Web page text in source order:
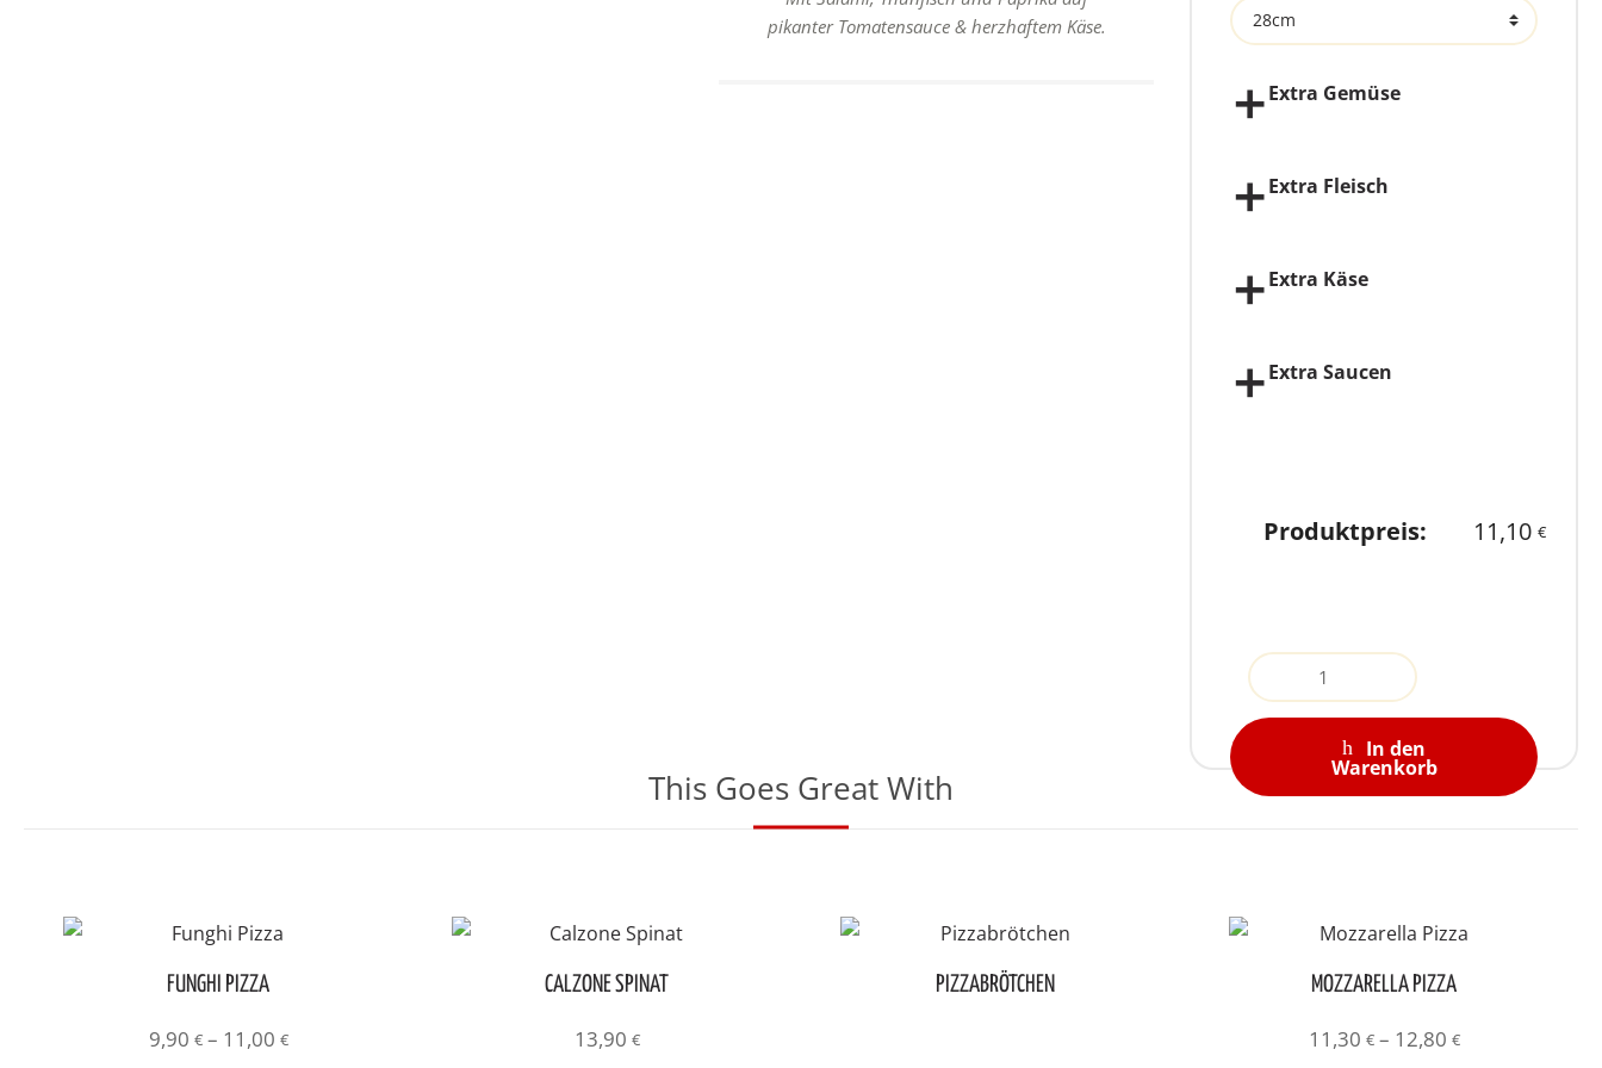
12,50 €
pikanter Tomatensauce & herzhaftem Käse.
Extra Gemüse
Extra Fleisch
Extra Käse
Extra Saucen
Produktpreis: 11,10€
Quantity
In den
Warenkorb
This Goes Great With
FUNGHI PIZZA
9,90 € – 11,00 €Preisspanne:
CALZONE SPINAT
13,90 €
PIZZABRÖTCHEN MOZZARELLA PIZZA
11,30 € – 12,80 €Preisspanne: